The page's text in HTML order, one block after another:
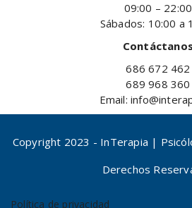
09:00 – 22:00
Sábados: 10:00 a
Contáctanos
686 672 462
689 968 360
Email:
Copyright 2023 - InTerapia |
Derechos
Política de privacidad